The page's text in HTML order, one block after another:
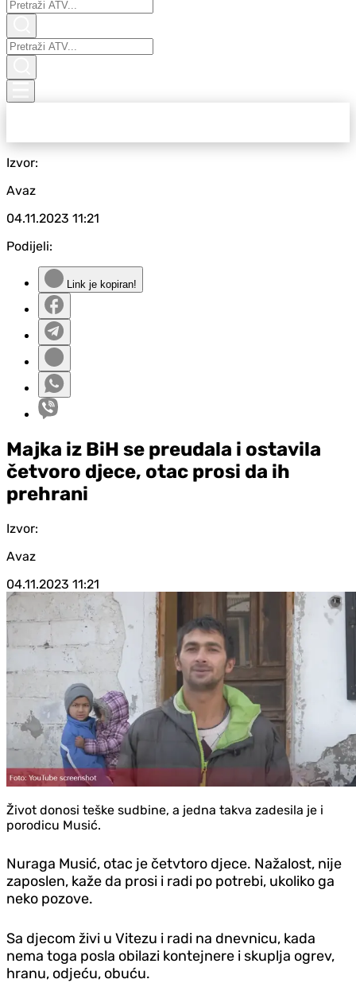
Izvor:
Avaz
04.11.2023 11:21
Podijeli:
Link je kopiran!
Majka iz BiH se preudala i ostavila
četvoro djece, otac prosi da ih
prehrani
Izvor:
Avaz
04.11.2023 11:21
Život donosi teške sudbine, a jedna takva zadesila je i
porodicu Musić.
Nuraga Musić, otac je četvtoro djece. Nažalost, nije
zaposlen, kaže da prosi i radi po potrebi, ukoliko ga
neko pozove.
Sa djecom živi u Vitezu i radi na dnevnicu, kada
nema toga posla obilazi kontejnere i skuplja ogrev,
hranu, odjeću, obuću.